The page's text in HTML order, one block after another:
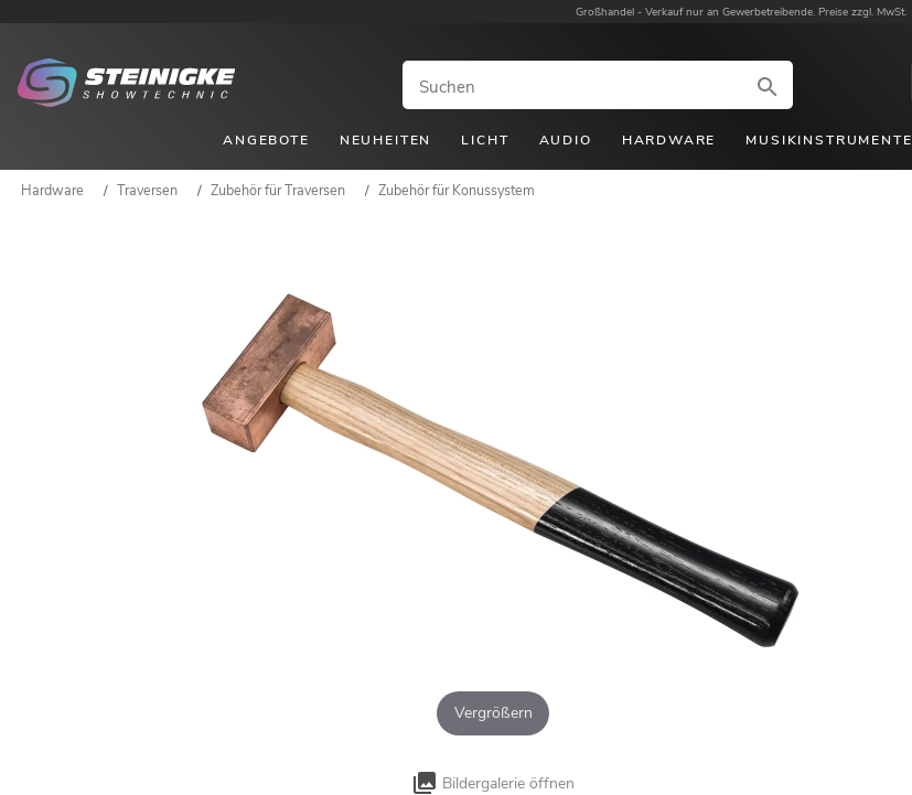
Großhandel - Verkauf nur an Gewerbetreibende. Preise zzgl. MwSt.
ANGEBOTE NEUHEITEN LICHT AUDIO HARDWARE MUSIKINSTRUMENTE
Hardware / Traversen / Zubehör für Traversen / Zubehör für Konussystem
Vergrößern
Bildergalerie öffnen